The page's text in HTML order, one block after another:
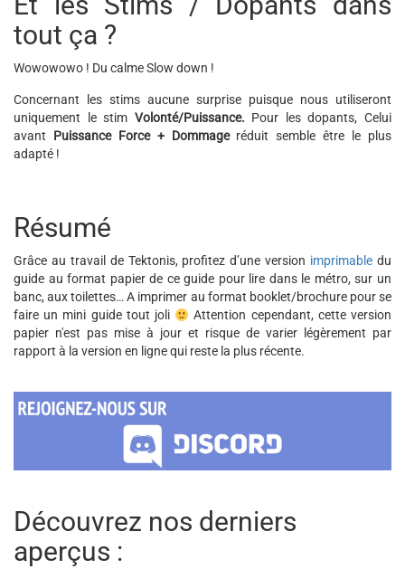
tout ça ?
Wowowowo ! Du calme Slow down !
Concernant les stims aucune surprise puisque nous utiliseront
uniquement le stim Volonté/Puissance. Pour les dopants, Celui
avant Puissance Force + Dommageréduit semble être le plus
adapté !
Résumé
Grâce au travail de Tektonis, profitez d’une version imprimable du
guide au format papier de ce guide pour lire dans le métro, sur un
banc, aux toilettes… A imprimer au format booklet/brochure pour se
faire un mini guide tout joli
Attention cependant, cette version
papier n'est pas mise à jour et risque de varier légèrement par
rapport à la version en ligne qui reste la plus récente.
Découvrez nos derniers
aperçus :